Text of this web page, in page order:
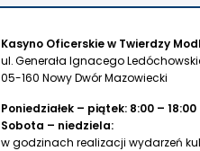
Kasyno Oficerskie w Twierdzy
ul. Generała Ignacego
05-160 Nowy Dwór Mazowiecki
Poniedziałek – piątek: 8:00 – 18:00
Sobota – niedziela:
w godzinach realizacji wydarzeń